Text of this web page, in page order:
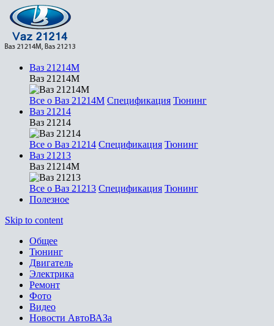
Ваз 21214М
Ваз 21214М
Все о Ваз 21214М Спецификация Тюнинг
Ваз 21214
Ваз 21214
Все о Ваз 21214 Спецификация Тюнинг
Ваз 21213
Ваз 21214М
Все о Ваз 21213 Спецификация Тюнинг
Полезное
Skip to content
Общее
Тюнинг
Двигатель
Электрика
Ремонт
Фото
Видео
Новости АвтоВАЗа